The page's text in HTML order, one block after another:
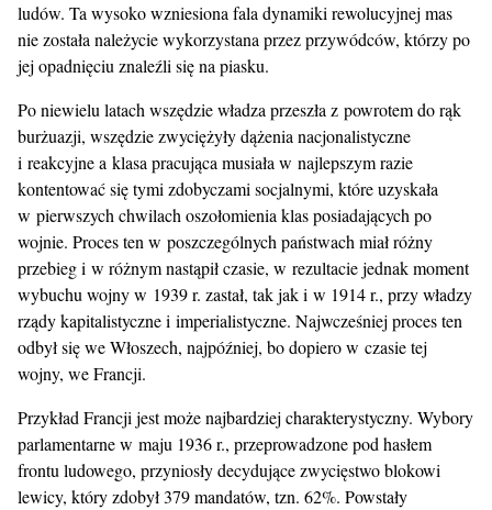
ludów. Ta wysoko wzniesiona fala dynamiki rewolucyjnej mas
nie została należycie wykorzystana przez przywódców, którzy po
jej opadnięciu znaleźli się na piasku.
Po niewielu latach wszędzie władza przeszła z powrotem do rąk
burżuazji, wszędzie zwyciężyły dążenia nacjonalistyczne
i reakcyjne a klasa pracująca musiała w najlepszym razie
kontentować się tymi zdobyczami socjalnymi, które uzyskała
w pierwszych chwilach oszołomienia klas posiadających po
wojnie. Proces ten w poszczególnych państwach miał różny
przebieg i w różnym nastąpił czasie, w rezultacie jednak moment
wybuchu wojny w 1939 r. zastał, tak jak i w 1914 r., przy władzy
rządy kapitalistyczne i imperialistyczne. Najwcześniej proces ten
odbył się we Włoszech, najpóźniej, bo dopiero w czasie tej
wojny, we Francji.
Przykład Francji jest może najbardziej charakterystyczny. Wybory
parlamentarne w maju 1936 r., przeprowadzone pod hasłem
frontu ludowego, przyniosły decydujące zwycięstwo blokowi
lewicy, który zdobył 379 mandatów, tzn. 62%. Powstały